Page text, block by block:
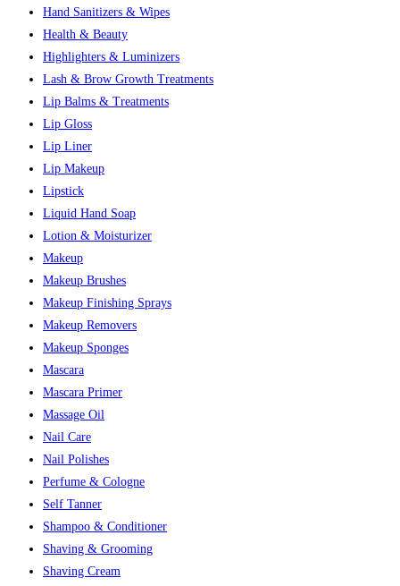
Hand Sanitizers & Wipes
Health & Beauty
Highlighters & Luminizers
Lash & Brow Growth Treatments
Lip Balms & Treatments
Lip Gloss
Lip Liner
Lip Makeup
Lipstick
Liquid Hand Soap
Lotion & Moisturizer
Makeup
Makeup Brushes
Makeup Finishing Sprays
Makeup Removers
Makeup Sponges
Mascara
Mascara Primer
Massage Oil
Nail Care
Nail Polishes
Perfume & Cologne
Self Tanner
Shampoo & Conditioner
Shaving & Grooming
Shaving Cream